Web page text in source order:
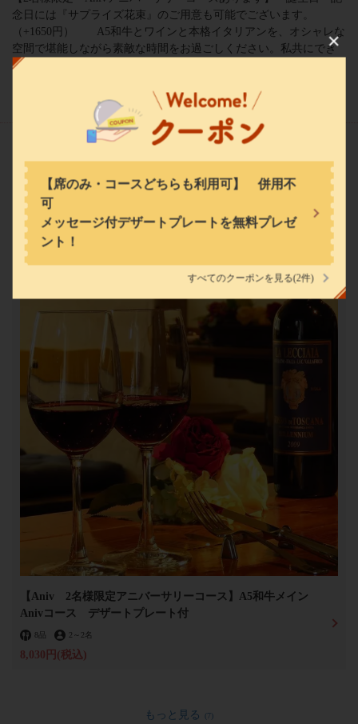
【席のみ・コースどちらも利用可】 併用不
可
メッセージ付デザートプレートを無料プレゼ
ント！
すべてのクーポンを見る(2件)
念日には『サプライズ花束』のご用意も可能でございます。
（+1650円） A5和牛とワインと本格イタリアンを、オシャレな
空間で堪能しながら素敵な時間をお過ごしください。私共にでき
る事があればささいなことでも構いません、お気軽にご相談くだ
コース
【Aniv 2名様限定アニバーサリーコース】A5和牛メイン
Anivコース デザートプレート付
8品 2 ～ 2名
8,030円 (税込)
もっと見る (7)
この店舗情報をシェアする
Blue Doors ～wine ＆ resort～
千葉県市川市八幡３-27-22 ニューイーストビルM2F
https://bluedoors-motoyawata.owst.jp/
閉じる